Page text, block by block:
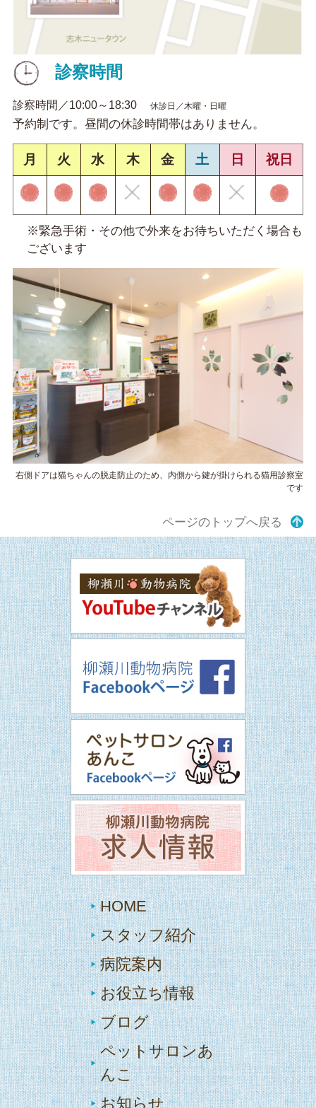
診察時間
診察時間／10:00～18:30 休診日／木曜・日曜
予約制です。昼間の休診時間帯はありません。
月 火 水 木 金 土 日 祝日
※緊急手術・その他で外来をお待ちいただく場合も
ございます
右側ドアは猫ちゃんの脱走防止のため、内側から鍵が掛けられる猫用診察室
です
ページのトップへ戻る
HOME
スタッフ紹介
病院案内
お役立ち情報
ブログ
ペットサロンあ
んこ
お知らせ